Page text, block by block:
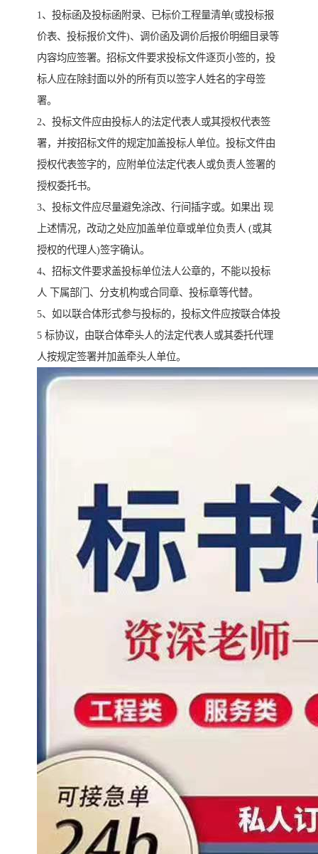
1、投标函及投标函附录、已标价工程量清单(或投标报
价表、投标报价文件)、调价函及调价后报价明细目录等
内容均应签署。招标文件要求投标文件逐页小签的，投
标人应在除封面以外的所有页以签字人姓名的字母签
署。
2、投标文件应由投标人的法定代表人或其授权代表签
署，并按招标文件的规定加盖投标人单位。投标文件由
授权代表签字的，应附单位法定代表人或负责人签署的
授权委托书。
3、投标文件应尽量避免涂改、行间插字或。如果出 现
上述情况，改动之处应加盖单位章或单位负责人 (或其
授权的代理人)签字确认。
4、招标文件要求盖投标单位法人公章的，不能以投标
人 下属部门、分支机构或合同章、投标章等代替。
5、如以联合体形式参与投标的，投标文件应按联合体投
5 标协议，由联合体牵头人的法定代表人或其委托代理
人按规定签署并加盖牵头人单位。